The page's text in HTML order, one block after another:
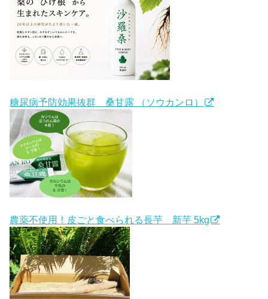
糖尿病予防効果抜群 桑甘露 （ソウカンロ）
農薬不使用！皮ごと食べられる長芋 新芋 5kg